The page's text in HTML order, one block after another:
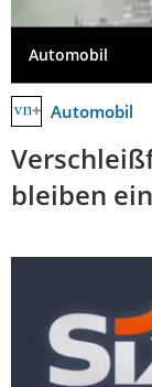
Automobil
Automobil
bleiben